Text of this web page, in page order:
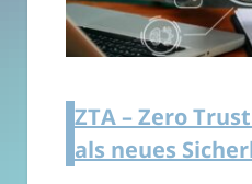
ZTA – Zero
als neues